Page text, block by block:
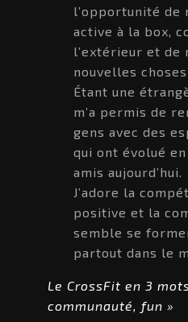
l’opportunité de
active à la box,
l’extérieur et de
nouvelles
Étant une
m’a permis de
gens avec des
qui ont évolué
amis aujourd’hui.
J’adore la
positive et la
semble se
partout dans le
Le CrossFit en 3
communauté, fun »